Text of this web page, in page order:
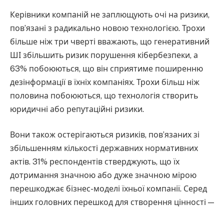
Керівники компаній не заплющують очі на ризики,
пов’язані з радикально новою технологією. Трохи
більше ніж три чверті вважають, що генеративний
ШІ збільшить ризик порушення кібербезпеки, а
63% побоюються, що він сприятиме поширенню
дезінформації в їхніх компаніях. Трохи більш ніж
половина побоюються, що технологія створить
юридичні або репутаційні ризики.
Вони також остерігаються ризиків, пов’язаних зі
збільшенням кількості державних нормативних
актів. 31% респондентів стверджують, що їх
дотримання значною або дуже значною мірою
перешкоджає бізнес-моделі їхньої компанії. Серед
інших головних перешкод для створення цінності —